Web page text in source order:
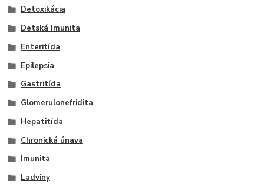
Detoxikácia
Detská Imunita
Enteritída
Epilepsia
Gastritída
Glomerulonefridita
Hepatitída
Chronická únava
Imunita
Ladviny